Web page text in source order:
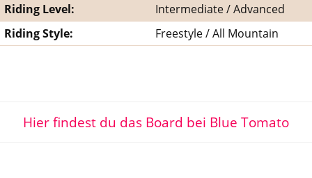
Riding Level:
Intermediate / Advanced
Riding Style:
Freestyle / All Mountain
Hier findest du das Board bei Blue Tomato